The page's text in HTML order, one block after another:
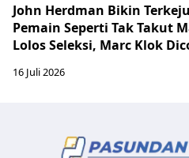
John Herdman Bikin
Pemain Seperti Tak Takut
Lolos Seleksi, Marc Klok
16 Juli 2026